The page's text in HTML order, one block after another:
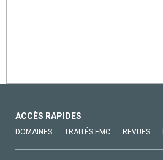
ACCÈS RAPIDES
DOMAINES TRAITÉS EMC REVUES